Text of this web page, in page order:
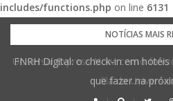
includes/functions.php on line 6131
Pular
para
NOTÍCIAS MAIS
Universal Express Now: como
fila da
FNRH Digital: o check-in em
que fazer na